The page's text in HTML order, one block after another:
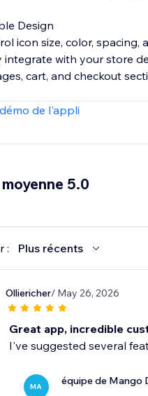
Design
icon size, color,
integrate with your store
cart, and checkout
WITH INSTANT TRUST
de l'appli
5.0
: Plus récents
Olliericher/ May 26, 2026
Great app, incredible
I've suggested several
MA équipe de Mango